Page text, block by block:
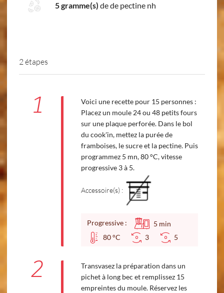
5 gramme(s) de de pectine nh
2 étapes
1
Voici une recette pour 15 personnes :
Placez un moule 24 ou 48 petits fours
sur une plaque perforée. Dans le bol
du cook'in, mettez la purée de
framboises, le sucre et la pectine. Puis
programmez 5 mn, 80 °C, vitesse
progressive 3 à 5.
Accessoire(s) :
Progressive : 5 min
80 °C
3 5
2
Transvasez la préparation dans un
pichet à long bec et remplissez 15
empreintes du moule. Réservez les